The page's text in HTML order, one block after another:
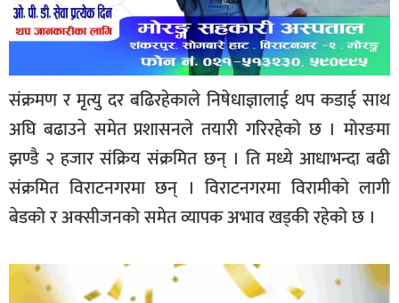
संक्रमण र मृत्यु दर बढिरहेकाले निषेधाज्ञालाई थप कडाई साथ
अघि बढाउने समेत प्रशासनले तयारी गरिरहेको छ । मोरङमा
झण्डै २ हजार संक्रिय संक्रमित छन् । ति मध्ये आधाभन्दा बढी
संक्रमित विराटनगरमा छन् । विराटनगरमा विरामीको लागी
बेडको र अक्सीजनको समेत व्यापक अभाव खड्की रहेको छ ।